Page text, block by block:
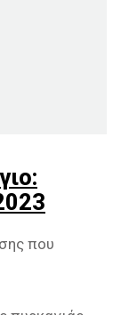
που